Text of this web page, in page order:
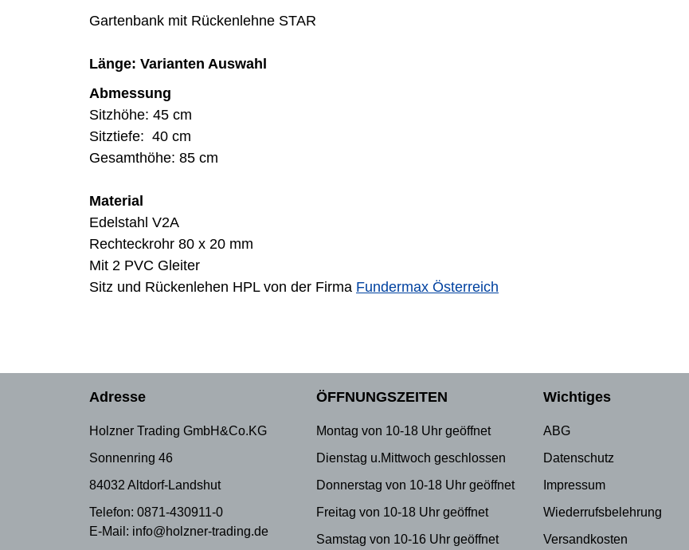
Gartenbank mit Rückenlehne STAR
Länge: Varianten Auswahl
Abmessung
Sitzhöhe: 45 cm
Sitztiefe: 40 cm
Gesamthöhe: 85 cm
Material
Edelstahl V2A
Rechteckrohr 80 x 20 mm
Mit 2 PVC Gleiter
Sitz und Rückenlehen HPL von der Firma Fundermax Österreich
Adresse
Holzner Trading GmbH&Co.KG
Sonnenring 46
84032 Altdorf-Landshut
Telefon: 0871-430911-0
E-Mail: info@holzner-trading.de
ÖFFNUNGSZEITEN
Montag von 10-18 Uhr geöffnet
Dienstag u.Mittwoch geschlossen
Donnerstag von 10-18 Uhr geöffnet
Freitag von 10-18 Uhr geöffnet
Samstag von 10-16 Uhr geöffnet
Wichtiges
ABG
Datenschutz
Impressum
Wiederrufsbelehrung
Versandkosten